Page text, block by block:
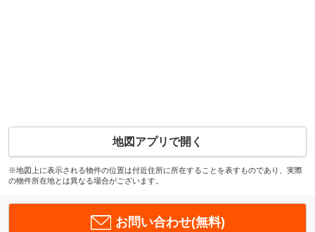
地図アプリで開く
※地図上に表示される物件の位置は付近住所に所在することを表すものであり、実際
の物件所在地とは異なる場合がございます。
お問い合わせ(無料)